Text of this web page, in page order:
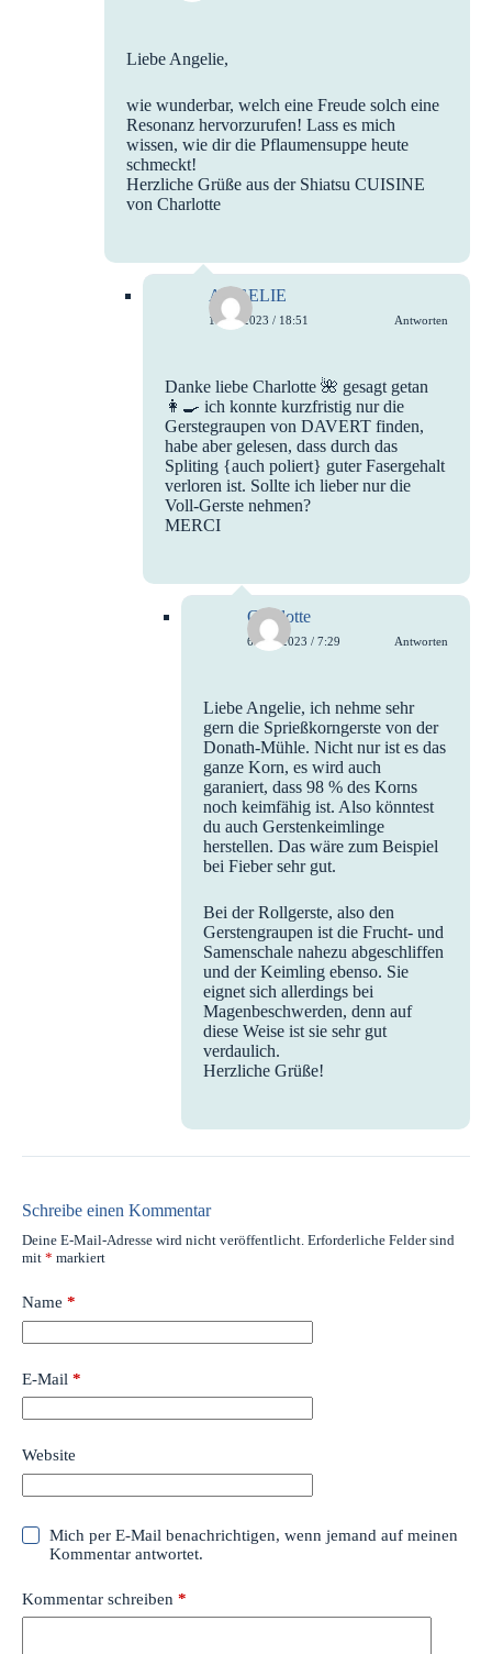
Liebe Angelie,
wie wunderbar, welch eine Freude solch eine
Resonanz hervorzurufen! Lass es mich
wissen, wie dir die Pflaumensuppe heute
schmeckt!
Herzliche Grüße aus der Shiatsu CUISINE
von Charlotte
ANGELIE
1. Juli 2023 / 18:51 Antworten
Danke liebe Charlotte 🌺 gesagt getan
👩‍🍳 ich konnte kurzfristig nur die
Gerstegraupen von DAVERT finden,
habe aber gelesen, dass durch das
Spliting {auch poliert} guter Fasergehalt
verloren ist. Sollte ich lieber nur die
Voll-Gerste nehmen?
MERCI
Charlotte
6. Juli 2023 / 7:29 Antworten
Liebe Angelie, ich nehme sehr
gern die Sprießkorngerste von der
Donath-Mühle. Nicht nur ist es das
ganze Korn, es wird auch
garaniert, dass 98 % des Korns
noch keimfähig ist. Also könntest
du auch Gerstenkeimlinge
herstellen. Das wäre zum Beispiel
bei Fieber sehr gut.
Bei der Rollgerste, also den
Gerstengraupen ist die Frucht- und
Samenschale nahezu abgeschliffen
und der Keimling ebenso. Sie
eignet sich allerdings bei
Magenbeschwerden, denn auf
diese Weise ist sie sehr gut
verdaulich.
Herzliche Grüße!
Schreibe einen Kommentar
Deine E-Mail-Adresse wird nicht veröffentlicht. Erforderliche Felder sind
mit * markiert
Name *
E-Mail *
Website
Mich per E-Mail benachrichtigen, wenn jemand auf meinen
Kommentar antwortet.
Kommentar schreiben *